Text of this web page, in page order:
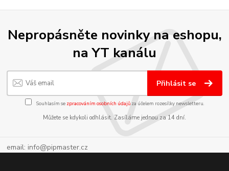
Nepropásněte novinky na eshopu,
na YT kanálu
Přihlásit se
Souhlasím se zpracováním osobních údajůza účelem rozesílky newsletteru.
Můžete se kdykoli odhlásit. Zasíláme jednou za 14 dní.
email: info@pipmaster.cz